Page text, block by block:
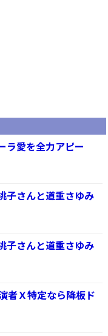
ラ愛を全力アピー
子さんと道重さゆみ
子さんと道重さゆみ
者Ｘ特定なら降板ド